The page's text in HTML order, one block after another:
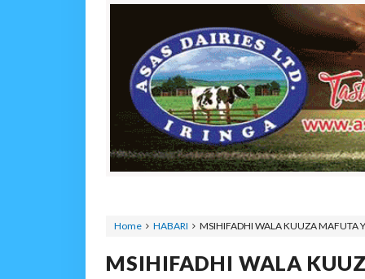
Home HABARI MSIHIFADHI WALA KUUZA MAFUTA
MSIHIFADHI WALA